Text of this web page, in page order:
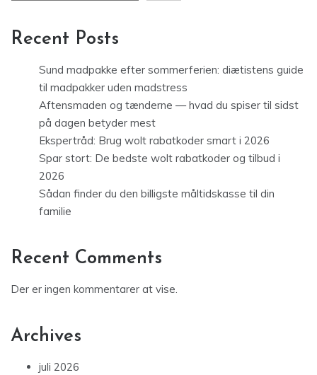
Recent Posts
Sund madpakke efter sommerferien: diætistens guide
til madpakker uden madstress
Aftensmaden og tænderne — hvad du spiser til sidst
på dagen betyder mest
Ekspertråd: Brug wolt rabatkoder smart i 2026
Spar stort: De bedste wolt rabatkoder og tilbud i
2026
Sådan finder du den billigste måltidskasse til din
familie
Recent Comments
Der er ingen kommentarer at vise.
Archives
juli 2026